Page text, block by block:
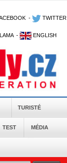
- TWITTER
- ENGLISH
TURISTÉ
TEST MÉDIA